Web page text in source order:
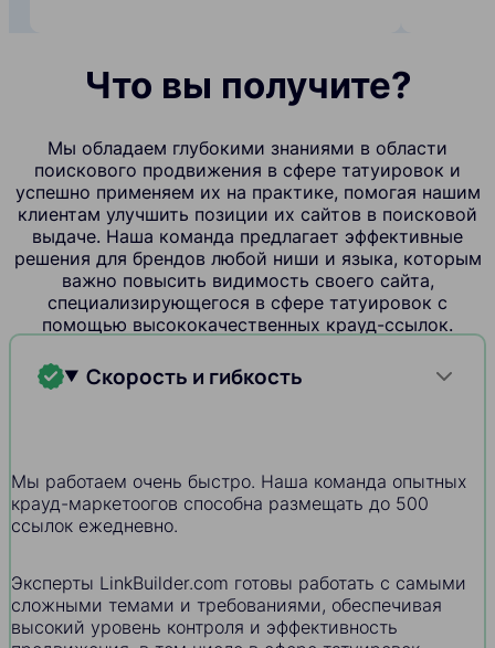
Что вы получите?
Мы обладаем глубокими знаниями в области
поискового продвижения в сфере татуировок и
успешно применяем их на практике, помогая нашим
клиентам улучшить позиции их сайтов в поисковой
выдаче. Наша команда предлагает эффективные
решения для брендов любой ниши и языка, которым
важно повысить видимость своего сайта,
специализирующегося в сфере татуировок с
помощью высококачественных крауд-ссылок.
Скорость и гибкость
Мы работаем очень быстро. Наша команда опытных
крауд-маркетоогов способна размещать до 500
ссылок ежедневно.
Эксперты LinkBuilder.com готовы работать с самыми
сложными темами и требованиями, обеспечивая
высокий уровень контроля и эффективность